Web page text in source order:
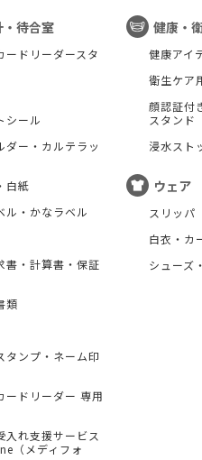
・待合室
ードリーダースタ
シール
ダー・カルテラッ
白紙
ル・かなラベル
書・計算書・保証
類
タンプ・ネーム印
ードリーダー 専用
入れ支援サービス
（メディフォ
健康・
健康アイ
衛生ケア
顔認証付
スタンド
浸水スト
ウェア
スリッパ
白衣・カ
シューズ